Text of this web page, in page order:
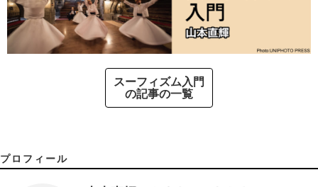
スーフィズム入門
の記事の一覧
プロフィール